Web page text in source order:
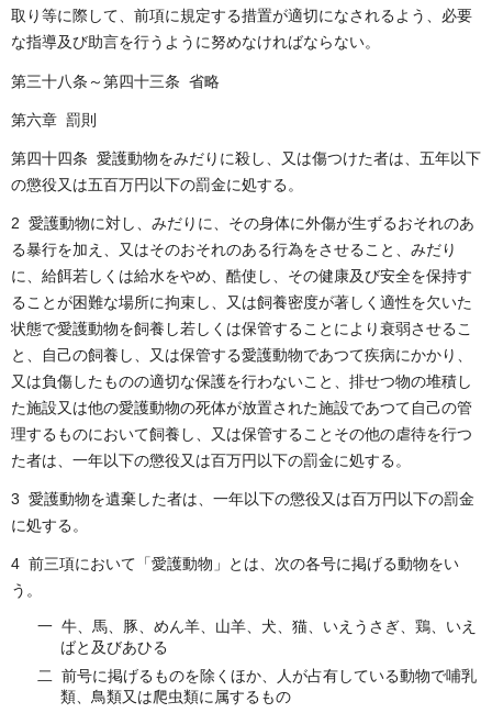
取り等に際して、前項に規定する措置が適切になされるよう、必要
な指導及び助言を行うように努めなければならない。
第三十八条～第四十三条 省略
第六章 罰則
第四十四条 愛護動物をみだりに殺し、又は傷つけた者は、五年以下
の懲役又は五百万円以下の罰金に処する。
2 愛護動物に対し、みだりに、その身体に外傷が生ずるおそれのあ
る暴行を加え、又はそのおそれのある行為をさせること、みだり
に、給餌若しくは給水をやめ、酷使し、その健康及び安全を保持す
ることが困難な場所に拘束し、又は飼養密度が著しく適性を欠いた
状態で愛護動物を飼養し若しくは保管することにより衰弱させるこ
と、自己の飼養し、又は保管する愛護動物であつて疾病にかかり、
又は負傷したものの適切な保護を行わないこと、排せつ物の堆積し
た施設又は他の愛護動物の死体が放置された施設であつて自己の管
理するものにおいて飼養し、又は保管することその他の虐待を行つ
た者は、一年以下の懲役又は百万円以下の罰金に処する。
3 愛護動物を遺棄した者は、一年以下の懲役又は百万円以下の罰金
に処する。
4 前三項において「愛護動物」とは、次の各号に掲げる動物をい
う。
一牛、馬、豚、めん羊、山羊、犬、猫、いえうさぎ、鶏、いえ
ばと及びあひる
二
前号に掲げるものを除くほか、人が占有している動物で哺乳
類、鳥類又は爬虫類に属するもの